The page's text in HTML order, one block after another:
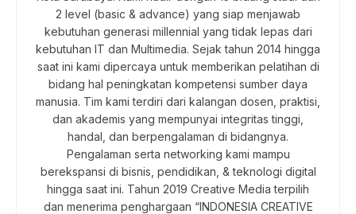
2 level (basic & advance) yang siap menjawab
kebutuhan generasi millennial yang tidak lepas dari
kebutuhan IT dan Multimedia. Sejak tahun 2014 hingga
saat ini kami dipercaya untuk memberikan pelatihan di
bidang hal peningkatan kompetensi sumber daya
manusia. Tim kami terdiri dari kalangan dosen, praktisi,
dan akademis yang mempunyai integritas tinggi,
handal, dan berpengalaman di bidangnya.
Pengalaman serta networking kami mampu
berekspansi di bisnis, pendidikan, & teknologi digital
hingga saat ini. Tahun 2019 Creative Media terpilih
dan menerima penghargaan “INDONESIA CREATIVE